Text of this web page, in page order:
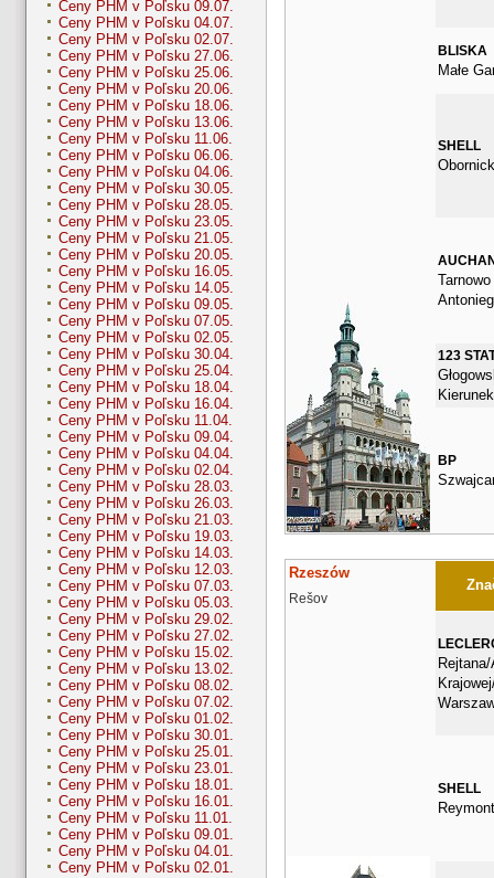
Ceny PHM v Poľsku 09.07.
Ceny PHM v Poľsku 04.07.
Ceny PHM v Poľsku 02.07.
Ceny PHM v Poľsku 27.06.
Ceny PHM v Poľsku 25.06.
Ceny PHM v Poľsku 20.06.
Ceny PHM v Poľsku 18.06.
Ceny PHM v Poľsku 13.06.
Ceny PHM v Poľsku 11.06.
Ceny PHM v Poľsku 06.06.
Ceny PHM v Poľsku 04.06.
Ceny PHM v Poľsku 30.05.
Ceny PHM v Poľsku 28.05.
Ceny PHM v Poľsku 23.05.
Ceny PHM v Poľsku 21.05.
Ceny PHM v Poľsku 20.05.
Ceny PHM v Poľsku 16.05.
Ceny PHM v Poľsku 14.05.
Ceny PHM v Poľsku 09.05.
Ceny PHM v Poľsku 07.05.
Ceny PHM v Poľsku 02.05.
Ceny PHM v Poľsku 30.04.
Ceny PHM v Poľsku 25.04.
Ceny PHM v Poľsku 18.04.
Ceny PHM v Poľsku 16.04.
Ceny PHM v Poľsku 11.04.
Ceny PHM v Poľsku 09.04.
Ceny PHM v Poľsku 04.04.
Ceny PHM v Poľsku 02.04.
Ceny PHM v Poľsku 28.03.
Ceny PHM v Poľsku 26.03.
Ceny PHM v Poľsku 21.03.
Ceny PHM v Poľsku 19.03.
Ceny PHM v Poľsku 14.03.
Ceny PHM v Poľsku 12.03.
Ceny PHM v Poľsku 07.03.
Ceny PHM v Poľsku 05.03.
Ceny PHM v Poľsku 29.02.
Ceny PHM v Poľsku 27.02.
Ceny PHM v Poľsku 15.02.
Ceny PHM v Poľsku 13.02.
Ceny PHM v Poľsku 08.02.
Ceny PHM v Poľsku 07.02.
Ceny PHM v Poľsku 01.02.
Ceny PHM v Poľsku 30.01.
Ceny PHM v Poľsku 25.01.
Ceny PHM v Poľsku 23.01.
Ceny PHM v Poľsku 18.01.
Ceny PHM v Poľsku 16.01.
Ceny PHM v Poľsku 11.01.
Ceny PHM v Poľsku 09.01.
Ceny PHM v Poľsku 04.01.
Ceny PHM v Poľsku 02.01.
BLISKA
Małe
SHELL
Tarnowo
123
BP
Rzeszów
Rešov
SHELL